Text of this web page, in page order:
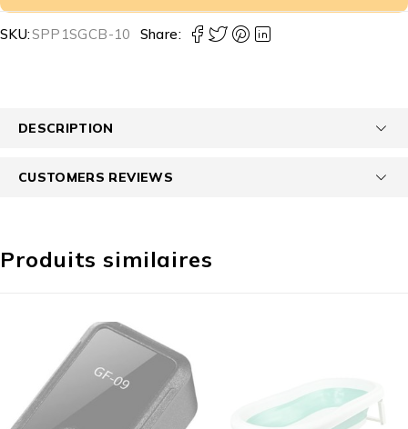
SKU:SPP1SGCB-10 Share:
DESCRIPTION
CUSTOMERS REVIEWS
Produits similaires